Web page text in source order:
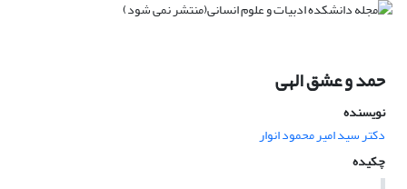
حمد و عشق الهی
نویسنده
دکتر سید امیر محمود انوار
چکیده